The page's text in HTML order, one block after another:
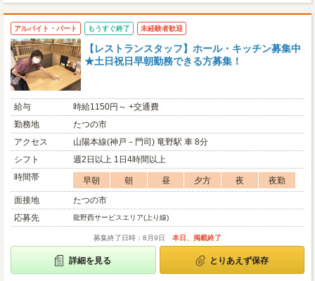
アルバイト・パート もうすぐ終了 未経験者歓迎
【レストランスタッフ】ホール・キッチン募集中
★土日祝日早朝勤務できる方募集！
給与
時給1150円～ +交通費
勤務地
たつの市
アクセス
山陽本線(神戸－門司) 竜野駅 車 8分
シフト
週2日以上 1日4時間以上
時間帯
早朝 朝 昼 夕方 夜
夜勤
面接地
たつの市
応募先
龍野西サービスエリア(上り線)
募集終了日時：8月9日 本日、掲載終了
詳細を見る とりあえず保存